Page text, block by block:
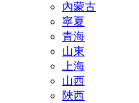
內蒙古
寧夏
青海
山東
上海
山西
陜西